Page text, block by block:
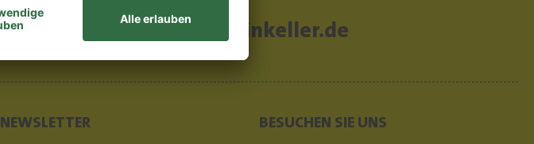
info@koelner-weinkeller.de
NEWSLETTER BESUCHEN SIE UNS